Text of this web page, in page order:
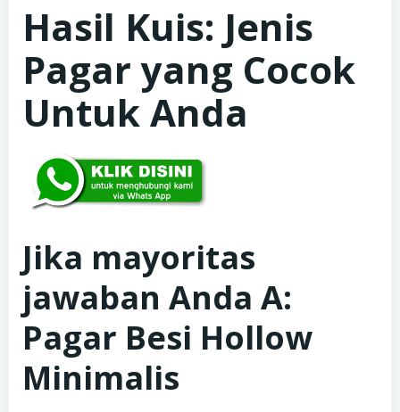
Hasil Kuis: Jenis
Pagar yang Cocok
Untuk Anda
Jika mayoritas
jawaban Anda A:
Pagar Besi Hollow
Minimalis